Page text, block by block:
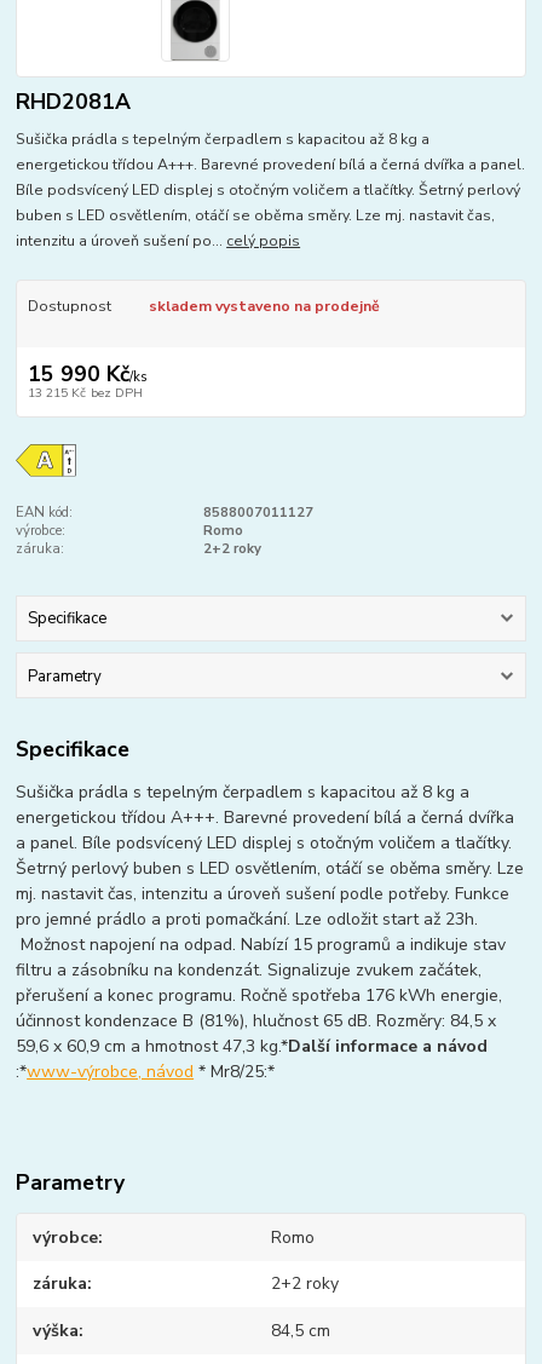
RHD2081A
Sušička prádla s tepelným čerpadlem s kapacitou až 8 kg a
energetickou třídou A+++. Barevné provedení bílá a černá dvířka a panel.
Bíle podsvícený LED displej s otočným voličem a tlačítky. Šetrný perlový
buben s LED osvětlením, otáčí se oběma směry. Lze mj. nastavit čas,
intenzitu a úroveň sušení po... celý popis
Dostupnost skladem vystaveno na prodejně
15 990 Kč/ks
13 215 Kč bez DPH
EAN kód:
8588007011127
výrobce:
Romo
záruka:
2+2 roky
Specifikace
Parametry
Specifikace
Sušička prádla s tepelným čerpadlem s kapacitou až 8 kg a
energetickou třídou A+++. Barevné provedení bílá a černá dvířka
a panel. Bíle podsvícený LED displej s otočným voličem a tlačítky.
Šetrný perlový buben s LED osvětlením, otáčí se oběma směry. Lze
mj. nastavit čas, intenzitu a úroveň sušení podle potřeby. Funkce
pro jemné prádlo a proti pomačkání. Lze odložit start až 23h.
Možnost napojení na odpad. Nabízí 15 programů a indikuje stav
filtru a zásobníku na kondenzát. Signalizuje zvukem začátek,
přerušení a konec programu. Ročně spotřeba 176 kWh energie,
účinnost kondenzace B (81%), hlučnost 65 dB. Rozměry: 84,5 x
59,6 x 60,9 cm a hmotnost 47,3 kg.*Další informace a návod
:*www-výrobce, návod * Mr8/25:*
Parametry
výrobce Romo
záruka 2+2 roky
výška 84,5 cm